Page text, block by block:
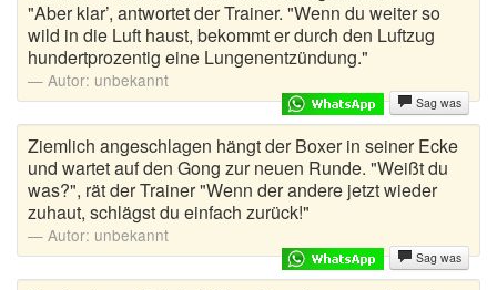
"Aber klar’, antwortet der Trainer. "Wenn du weiter so
wild in die Luft haust, bekommt er durch den Luftzug
hundertprozentig eine Lungenentzündung."
Autor: unbekannt
Sag was
Ziemlich angeschlagen hängt der Boxer in seiner Ecke
und wartet auf den Gong zur neuen Runde. "Weißt du
was?", rät der Trainer "Wenn der andere jetzt wieder
zuhaut, schlägst du einfach zurück!"
Autor: unbekannt
Sag was